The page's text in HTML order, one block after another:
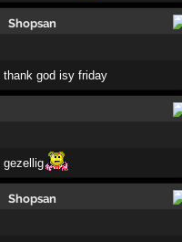
Shopsan
thank god isy friday
gezellig
Shopsan